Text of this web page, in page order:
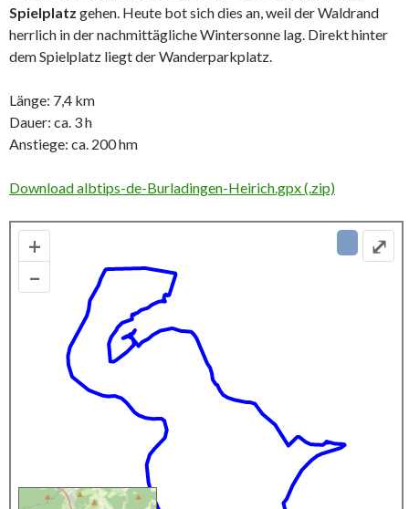
Spielplatz gehen. Heute bot sich dies an, weil der Waldrand
herrlich in der nachmittägliche Wintersonne lag. Direkt hinter
dem Spielplatz liegt der Wanderparkplatz.
Länge: 7,4 km
Dauer: ca. 3 h
Anstiege: ca. 200 hm
Download albtips-de-Burladingen-Heirich.gpx (.zip)
+
–
⤢